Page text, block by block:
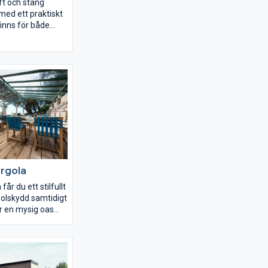
och stäng
ett praktiskt
för både
här!
får du ett stilfullt
samtidigt
en mysig oas
med ditt hus,